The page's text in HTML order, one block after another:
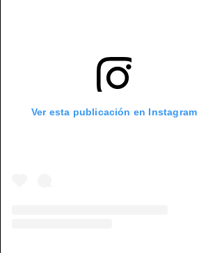
Ver esta publicación en Instagram